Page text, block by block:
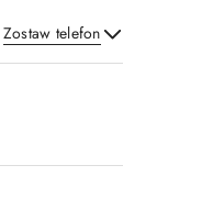
Zostaw telefon
Wyślij